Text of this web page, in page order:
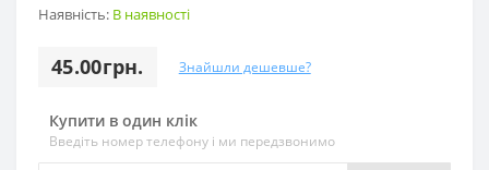
Наявність: В наявності
45.00грн. Знайшли дешевше?
Купити в один клік
Введіть номер телефону і ми передзвонимо